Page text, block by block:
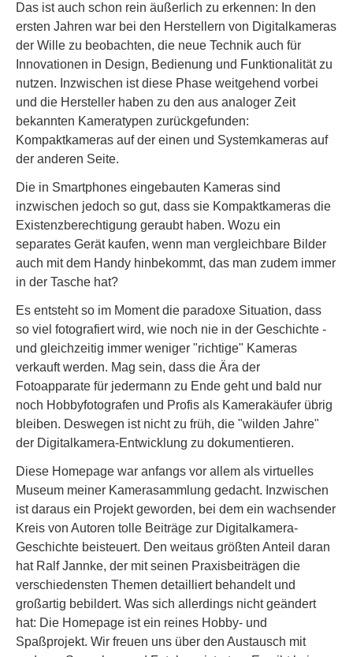
Das ist auch schon rein äußerlich zu erkennen: In den
ersten Jahren war bei den Herstellern von Digitalkameras
der Wille zu beobachten, die neue Technik auch für
Innovationen in Design, Bedienung und Funktionalität zu
nutzen. Inzwischen ist diese Phase weitgehend vorbei
und die Hersteller haben zu den aus analoger Zeit
bekannten Kameratypen zurückgefunden:
Kompaktkameras auf der einen und Systemkameras auf
der anderen Seite.
Die in Smartphones eingebauten Kameras sind
inzwischen jedoch so gut, dass sie Kompaktkameras die
Existenzberechtigung geraubt haben. Wozu ein
separates Gerät kaufen, wenn man vergleichbare Bilder
auch mit dem Handy hinbekommt, das man zudem immer
in der Tasche hat?
Es entsteht so im Moment die paradoxe Situation, dass
so viel fotografiert wird, wie noch nie in der Geschichte -
und gleichzeitig immer weniger "richtige" Kameras
verkauft werden. Mag sein, dass die Ära der
Fotoapparate für jedermann zu Ende geht und bald nur
noch Hobbyfotografen und Profis als Kamerakäufer übrig
bleiben. Deswegen ist nicht zu früh, die "wilden Jahre"
der Digitalkamera-Entwicklung zu dokumentieren.
Diese Homepage war anfangs vor allem als virtuelles
Museum meiner Kamerasammlung gedacht. Inzwischen
ist daraus ein Projekt geworden, bei dem ein wachsender
Kreis von Autoren tolle Beiträge zur Digitalkamera-
Geschichte beisteuert. Den weitaus größten Anteil daran
hat Ralf Jannke, der mit seinen Praxisbeiträgen die
verschiedensten Themen detailliert behandelt und
großartig bebildert. Was sich allerdings nicht geändert
hat: Die Homepage ist ein reines Hobby- und
Spaßprojekt. Wir freuen uns über den Austausch mit